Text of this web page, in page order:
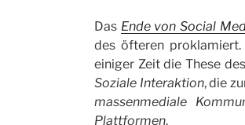
Das Ende von Social
des öfteren
einiger Zeit die These
Soziale Interaktion, die
massenmediale
Plattformen.